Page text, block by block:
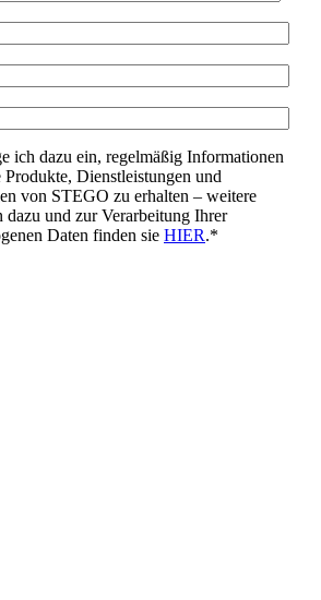
ich dazu ein, regelmäßig Informationen
Produkte, Dienstleistungen und
von STEGO zu erhalten – weitere
dazu und zur Verarbeitung Ihrer
Daten finden sie HIER.*